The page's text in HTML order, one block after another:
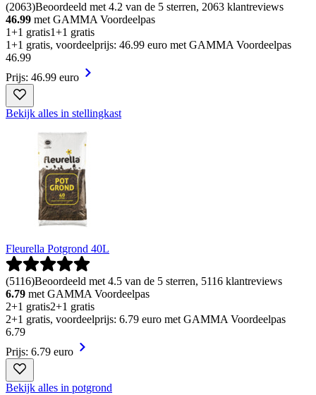
(2063)Beoordeeld met 4.2 van de 5 sterren, 2063 klantreviews
46.99 met GAMMA Voordeelpas
1+1 gratis1+1 gratis
1+1 gratis, voordeelprijs: 46.99 euro met GAMMA Voordeelpas
46.99
Prijs: 46.99 euro
Bekijk alles in stellingkast
Fleurella Potgrond 40L
(5116)Beoordeeld met 4.5 van de 5 sterren, 5116 klantreviews
6.79 met GAMMA Voordeelpas
2+1 gratis2+1 gratis
2+1 gratis, voordeelprijs: 6.79 euro met GAMMA Voordeelpas
6.79
Prijs: 6.79 euro
Bekijk alles in potgrond